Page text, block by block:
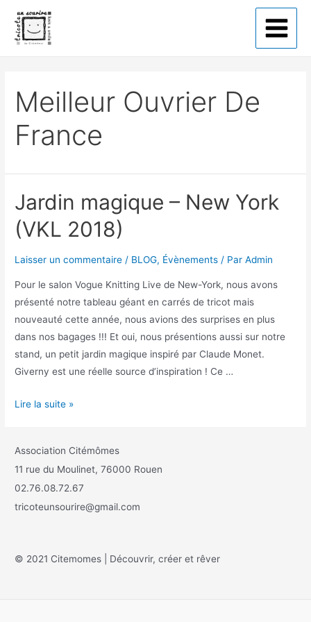
Meilleur Ouvrier De
France
Jardin magique – New York
(VKL 2018)
Laisser un commentaire / BLOG, Évènements / ParAdmin
Pour le salon Vogue Knitting Live de New-York, nous avons
présenté notre tableau géant en carrés de tricot mais
nouveauté cette année, nous avions des surprises en plus
dans nos bagages !!! Et oui, nous présentions aussi sur notre
stand, un petit jardin magique inspiré par Claude Monet.
Giverny est une réelle source d’inspiration ! Ce …
Lire la suite »
Association Citémômes
11 rue du Moulinet, 76000 Rouen
02.76.08.72.67
tricoteunsourire@gmail.com
© 2021 Citemomes | Découvrir, créer et rêver